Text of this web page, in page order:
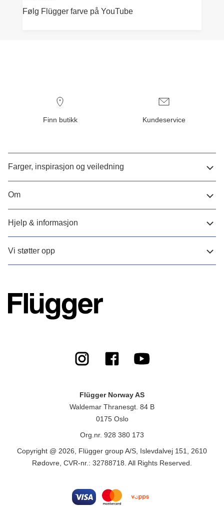
Følg Flügger farve på YouTube
Finn butikk Kundeservice
Farger, inspirasjon og veiledning
Om
Hjelp & informasjon
Vi støtter opp
Flügger Norway AS
Waldemar Thranesgt. 84 B
0175 Oslo
Org.nr. 928 380 173
Copyright @ 2026, Flügger group A/S, Islevdalvej 151, 2610
Rødovre, CVR-nr.: 32788718. All Rights Reserved.